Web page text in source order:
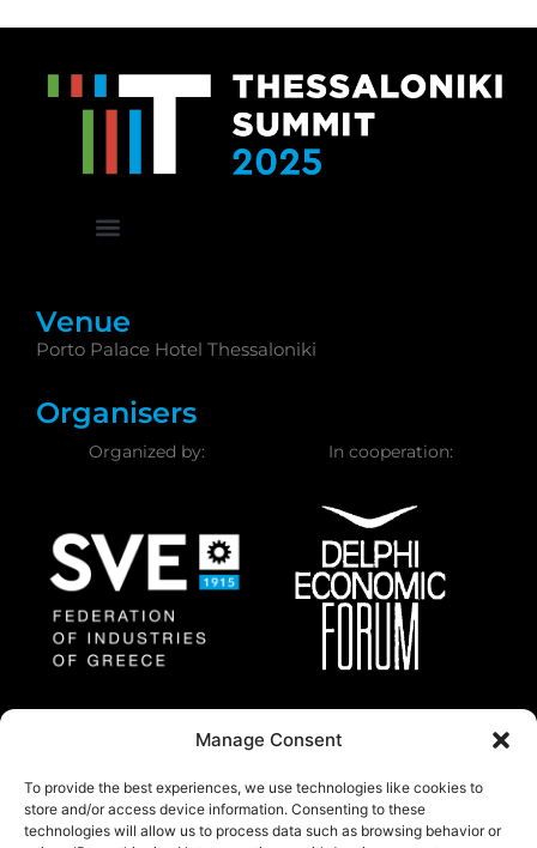
Manage Consent
To provide the best experiences, we use technologies like cookies to
store and/or access device information. Consenting to these
technologies will allow us to process data such as browsing behavior or
Venue
Porto Palace Hotel Thessaloniki
Organisers
Organized by: In cooperation: